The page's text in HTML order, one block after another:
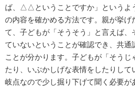
ば、△△ということですか」というよ
の内容を確かめる方法です。親が挙げ
て、子どもが「そうそう」と言えば、
ていないということが確認でき、共通
ことが分かります。子どもが「そう
たり、いぶかしげな表情をしたりして
岐点なので少し掘り下げて聞く必要が